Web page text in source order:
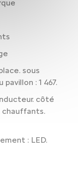
sous
: 1 467.
côté
chauffants.
: LED.